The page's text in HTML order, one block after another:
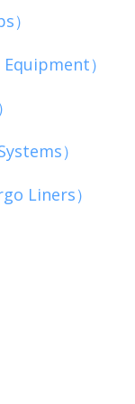
）
）
）
Liners）